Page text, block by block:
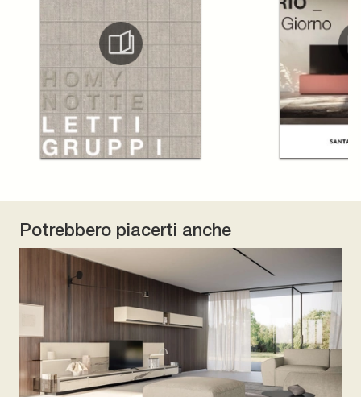
Potrebbero piacerti anche